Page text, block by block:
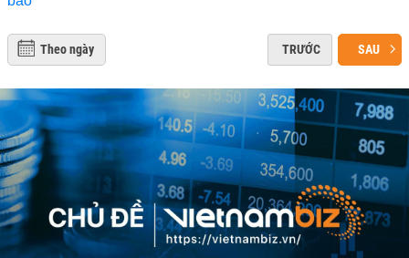
Theo ngày TRƯỚC SAU